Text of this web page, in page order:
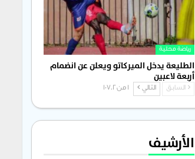
رياضة محلية
الطليعة يدخل الميركاتو ويعلن عن انضمام
أربعة لاعبين
السابق التالي 1 من 1٬702
الأرشيف